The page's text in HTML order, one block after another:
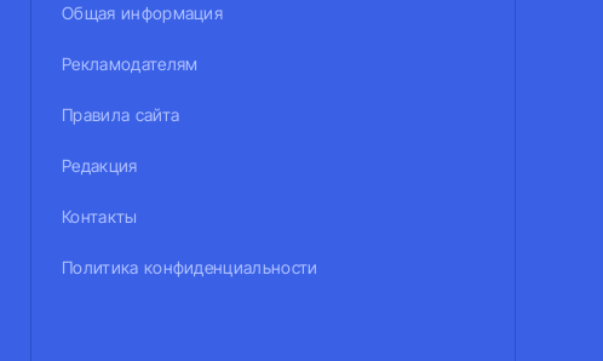
Общая информация
Рекламодателям
Правила сайта
Редакция
Контакты
Политика конфиденциальности